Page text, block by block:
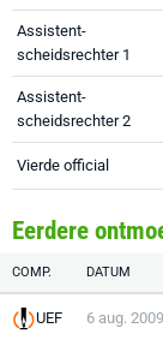
Assistent-
scheidsrechter 1
Assistent-
scheidsrechter 2
Vierde official
Eerdere
COMP. DATUM
UEF 6 aug. 2009